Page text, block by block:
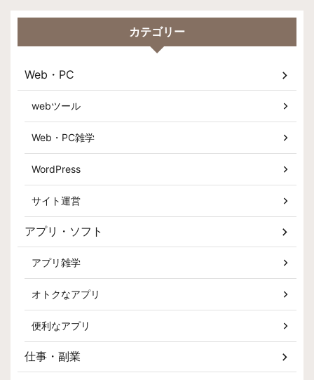
カテゴリー
Web・PC
webツール
Web・PC雑学
WordPress
サイト運営
アプリ・ソフト
アプリ雑学
オトクなアプリ
便利なアプリ
仕事・副業